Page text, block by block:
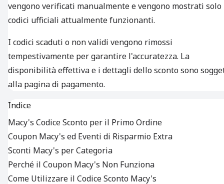
vengono verificati manualmente e vengono mostrati solo
codici ufficiali attualmente funzionanti.
I codici scaduti o non validi vengono rimossi
tempestivamente per garantire l'accuratezza. La
disponibilità effettiva e i dettagli dello sconto sono
alla pagina di pagamento.
Indice
Macy's Codice Sconto per il Primo Ordine
Coupon Macy's ed Eventi di Risparmio Extra
Sconti Macy's per Categoria
Perché il Coupon Macy's Non Funziona
Come Utilizzare il Codice Sconto Macy's